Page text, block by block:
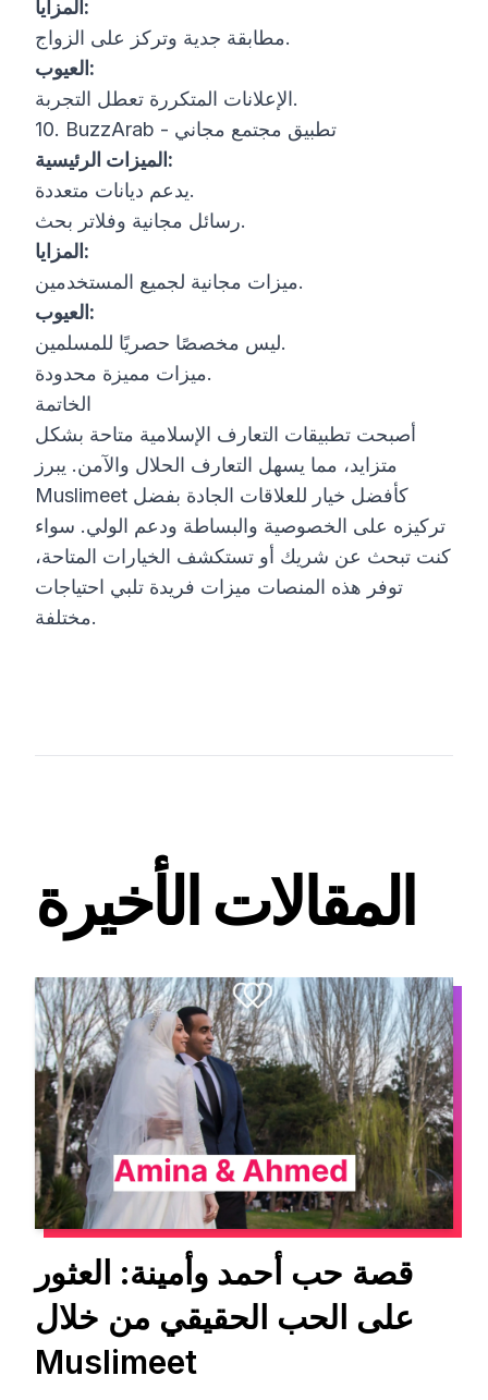
المزايا:
مطابقة جدية وتركز على الزواج.
العيوب:
الإعلانات المتكررة تعطل التجربة.
10. BuzzArab - تطبيق مجتمع مجاني
الميزات الرئيسية:
يدعم ديانات متعددة.
رسائل مجانية وفلاتر بحث.
المزايا:
ميزات مجانية لجميع المستخدمين.
العيوب:
ليس مخصصًا حصريًا للمسلمين.
ميزات مميزة محدودة.
الخاتمة
أصبحت تطبيقات التعارف الإسلامية متاحة بشكل
متزايد، مما يسهل التعارف الحلال والآمن. يبرز
Muslimeet كأفضل خيار للعلاقات الجادة بفضل
تركيزه على الخصوصية والبساطة ودعم الولي. سواء
كنت تبحث عن شريك أو تستكشف الخيارات المتاحة،
توفر هذه المنصات ميزات فريدة تلبي احتياجات
مختلفة.
المقالات الأخيرة
قصة حب أحمد وأمينة: العثور
على الحب الحقيقي من خلال
Muslimeet